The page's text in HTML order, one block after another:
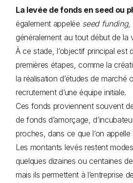
La levée de fonds en seed ou
également appelée seed funding,
généralement au tout début de la
À ce stade, l’objectif principal est
premières étapes, comme la
la réalisation d’études de marché
recrutement d’une équipe initiale.
Ces fonds proviennent souvent
de fonds d’amorçage,
proches, dans ce que l’on appelle
Les montants levés restent
quelques dizaines ou centaines de
mais ils permettent à l’entreprise